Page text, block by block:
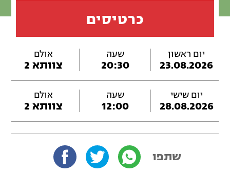
כרטיסים
יום ראשון
23.08.2026
שעה
20:30
אולם
צוותא 2
יום שישי
28.08.2026
שעה
12:00
אולם
צוותא 2
שתפו